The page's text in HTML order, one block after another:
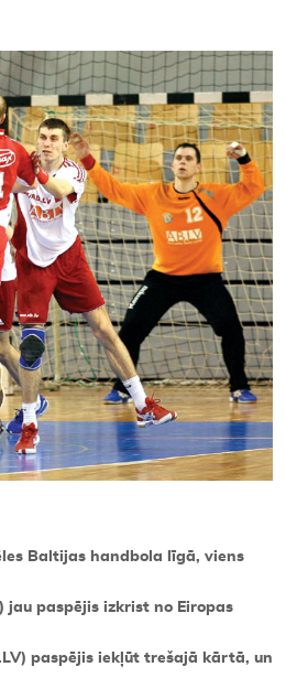
Baltijas handbola līgā, viens
) jau paspējis izkrist no Eiropas
paspējis iekļūt trešajā kārtā, un